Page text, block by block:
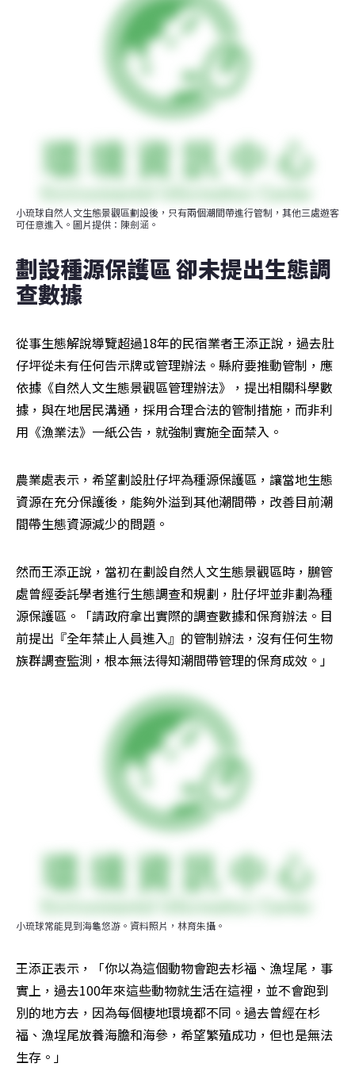
小琉球自然人文生態景觀區劃設後，只有兩個潮間帶進行管制，其他三處遊客
可任意進入。圖片提供：陳劍涵。
劃設種源保護區 卻未提出生態調
查數據
從事生態解說導覽超過18年的民宿業者王添正說，過去肚
仔坪從未有任何告示牌或管理辦法。縣府要推動管制，應
依據《自然人文生態景觀區管理辦法》，提出相關科學數
據，與在地居民溝通，採用合理合法的管制措施，而非利
用《漁業法》一紙公告，就強制實施全面禁入。
農業處表示，希望劃設肚仔坪為種源保護區，讓當地生態
資源在充分保護後，能夠外溢到其他潮間帶，改善目前潮
間帶生態資源減少的問題。
然而王添正說，當初在劃設自然人文生態景觀區時，鵬管
處曾經委託學者進行生態調查和規劃，肚仔坪並非劃為種
源保護區。「請政府拿出實際的調查數據和保育辦法。目
前提出『全年禁止人員進入』的管制辦法，沒有任何生物
族群調查監測，根本無法得知潮間帶管理的保育成效。」
小琉球常能見到海龜悠游。資料照片，林育朱攝。
王添正表示，「你以為這個動物會跑去杉福、漁埕尾，事
實上，過去100年來這些動物就生活在這裡，並不會跑到
別的地方去，因為每個棲地環境都不同。過去曾經在杉
福、漁埕尾放養海膽和海參，希望繁殖成功，但也是無法
生存。」